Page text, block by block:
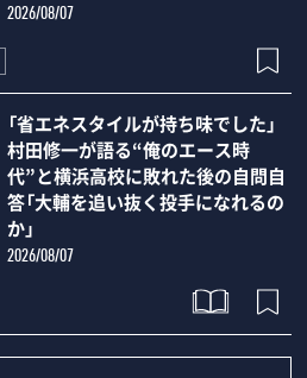
2026/08/07
「省エネスタイルが持ち味でした」
村田修一が語る“俺のエース時
代”と横浜高校に敗れた後の自問自
答「大輔を追い抜く投手になれるの
か」
2026/08/07